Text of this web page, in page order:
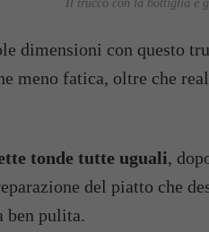
Il trucco con la bottiglia è
dimensioni con questo
meno fatica, oltre che
tonde tutte uguali,
del piatto che
ben pulita.